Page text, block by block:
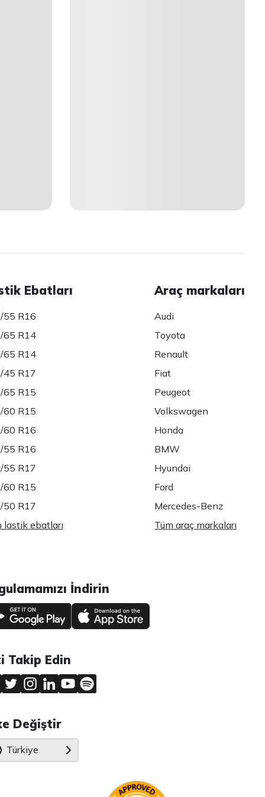
Ebatları
55 R16
65 R14
65 R14
45 R17
65 R15
60 R15
60 R16
55 R16
55 R17
60 R15
50 R17
lastik ebatları
Araç markaları
Audi
Toyota
Renault
Fiat
Peugeot
Volkswagen
Honda
BMW
Hyundai
Ford
Mercedes-Benz
Tüm araç markaları
İndirin
Takip Edin
Değiştir
Türkiye